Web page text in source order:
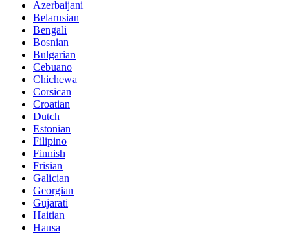
Azerbaijani
Belarusian
Bengali
Bosnian
Bulgarian
Cebuano
Chichewa
Corsican
Croatian
Dutch
Estonian
Filipino
Finnish
Frisian
Galician
Georgian
Gujarati
Haitian
Hausa